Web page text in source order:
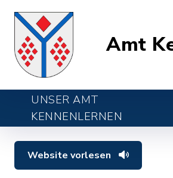
Amt
UNSER AMT
KENNENLERNEN
Website vorlesen